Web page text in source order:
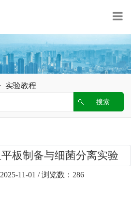
实验教程
板制备与细菌分离实验
11-01 / 浏览数：286